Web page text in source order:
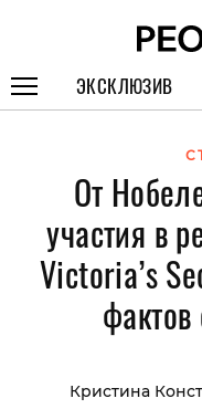
ЭКСКЛЮЗИВ
ИНТЕРВЬЮ
ПОКОЛЕНИЕ
От
участия в
Victoria’s
Кристина